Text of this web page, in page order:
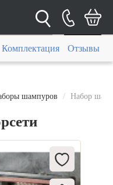
шампуров Набор
Комплектация Отзывы (0)